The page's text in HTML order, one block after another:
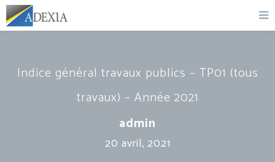
Indice général travaux publics – TP01 (tous
travaux) – Année 2021
admin
20 avril, 2021